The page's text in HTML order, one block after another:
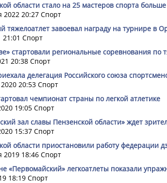
области стало на 25 мастеров спорта больше
2022 20:27 Спорт
тяжелоатлет завоевал награду на турнире в
Спорт
стартовали региональные соревнования по
20:38 Спорт
делегация Российского союза
20:53 Спорт
чемпионат страны по легкой атлетике
19:05 Спорт
зал славы Пензенской области» ждет
15:37 Спорт
области приостановили работу федерации
2019 18:46 Спорт
«Первомайский» легкоатлеты показали
18:19 Спорт